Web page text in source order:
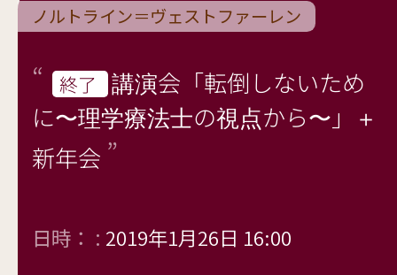
ノルトライン＝ヴェストファーレン
終了
講演会「転倒しないため
に〜理学療法⼠の視点から〜」＋
新年会
日時： : 2019年1月26日 16:00